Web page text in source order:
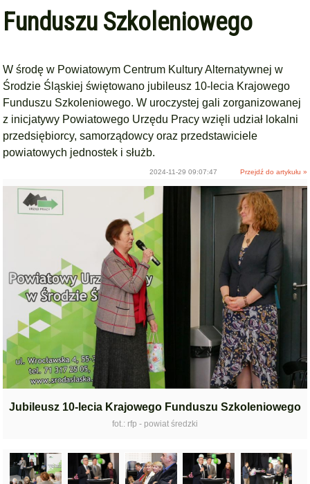
Funduszu Szkoleniowego
W środę w Powiatowym Centrum Kultury Alternatywnej w
Środzie Śląskiej świętowano jubileusz 10-lecia Krajowego
Funduszu Szkoleniowego. W uroczystej gali zorganizowanej
z inicjatywy Powiatowego Urzędu Pracy wzięli udział lokalni
przedsiębiorcy, samorządowcy oraz przedstawiciele
powiatowych jednostek i służb.
2024-11-29 09:07:47 Przejdź do artykułu »
Jubileusz 10-lecia Krajowego Funduszu Szkoleniowego
fot.: rfp - powiat średzki